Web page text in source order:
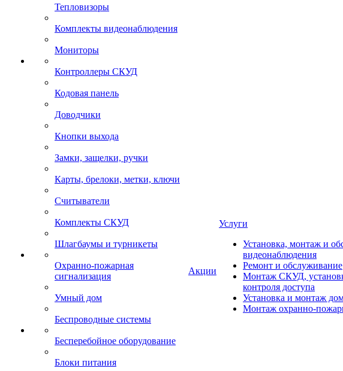
Тепловизоры
Комплекты видеонаблюдения
Мониторы
Контроллеры СКУД
Кодовая панель
Доводчики
Кнопки выхода
Замки, защелки, ручки
Карты, брелоки, метки, ключи
Считыватели
Комплекты СКУД
Шлагбаумы и турникеты
Охранно-пожарная
сигнализация
Умный дом
Беспроводные системы
Бесперебойное оборудование
Блоки питания
Акции
Услуги
Установка, монтаж и
видеонаблюдения
Ремонт и обслуживание
Монтаж СКУД,
контроля доступа
Установка и монтаж
Монтаж охранно-